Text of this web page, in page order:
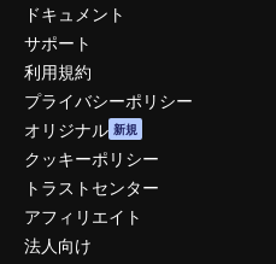
ドキュメント
サポート
利用規約
プライバシーポリシー
オリジナル 新規
クッキーポリシー
トラストセンター
アフィリエイト
法人向け